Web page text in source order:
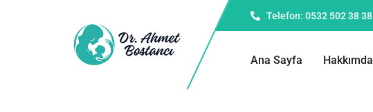
Telefon: 0532 502 38 38
Ana Sayfa Hakkımda